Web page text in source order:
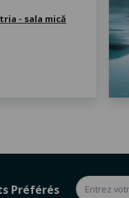
- sala mică
Préférés